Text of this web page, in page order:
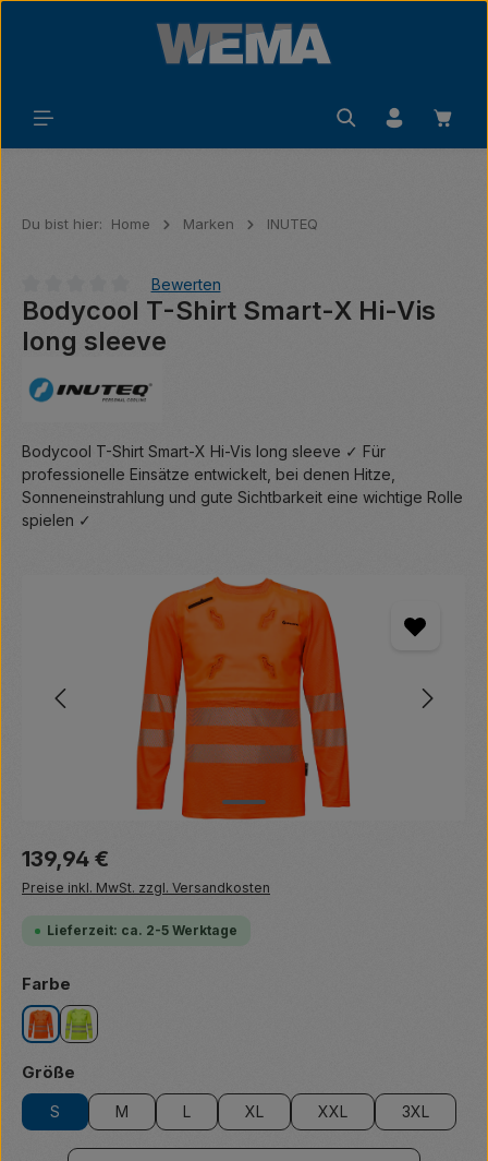
Zum Hauptinhalt springen
Du bist hier: Home Marken INUTEQ
Durchschnittliche Bewertung von 0 von 5 Sternen
Bewerten
Bodycool T-Shirt Smart-X Hi-Vis
long sleeve
Bodycool T-Shirt Smart-X Hi-Vis long sleeve ✓ Für
professionelle Einsätze entwickelt, bei denen Hitze,
Sonneneinstrahlung und gute Sichtbarkeit eine wichtige Rolle
spielen ✓
Bildergalerie überspringen
Regulärer Preis:
139,94 €
Preise inkl. MwSt. zzgl. Versandkosten
Lieferzeit: ca. 2-5 Werktage
Farbe
leuchtorange
leuchtgelb
Größe
S M L XL XXL 3XL